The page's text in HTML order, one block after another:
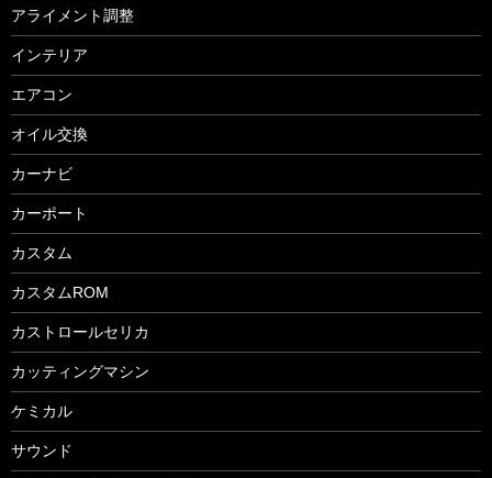
アライメント調整
インテリア
エアコン
オイル交換
カーナビ
カーポート
カスタム
カスタムROM
カストロールセリカ
カッティングマシン
ケミカル
サウンド